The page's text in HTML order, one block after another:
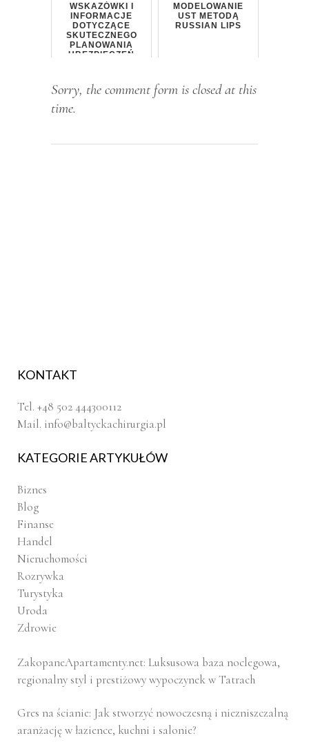
WSKAZÓWKI I
INFORMACJE
DOTYCZĄCE
SKUTECZNEGO
PLANOWANIA
UBEZPIECZEŃ
MODELOWANIE
UST METODĄ
RUSSIAN LIPS
Sorry, the comment form is closed at this
time.
KONTAKT
Tel. +48 502 444300112
Mail. info@baltyckachirurgia.pl
KATEGORIE ARTYKUŁÓW
Biznes
Blog
Finanse
Handel
Nieruchomości
Rozrywka
Turystyka
Uroda
Zdrowie
ZakopaneApartamenty.net: Luksusowa baza noclegowa,
regionalny styl i prestiżowy wypoczynek w Tatrach
Gres na ścianie: Jak stworzyć nowoczesną i niezniszczalną
aranżację w łazience, kuchni i salonie?